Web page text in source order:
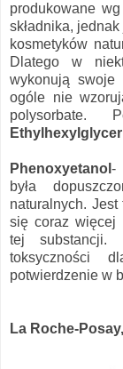
produkowane
składnika,
kosmetyków
Dlatego w
wykonują
ogóle nie
Phenoxyetanol -
była
naturalnych.
się coraz więcej
tej substancji.
toksyczności
potwierdzenie w
La Roche-